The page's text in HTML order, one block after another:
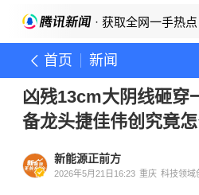
· 获取全网一手热点
首页 新闻
凶残13cm大阴线砸穿
备龙头捷佳伟创究竟怎
新能源正前方
2026年5月21日16:23 重庆 科技领域